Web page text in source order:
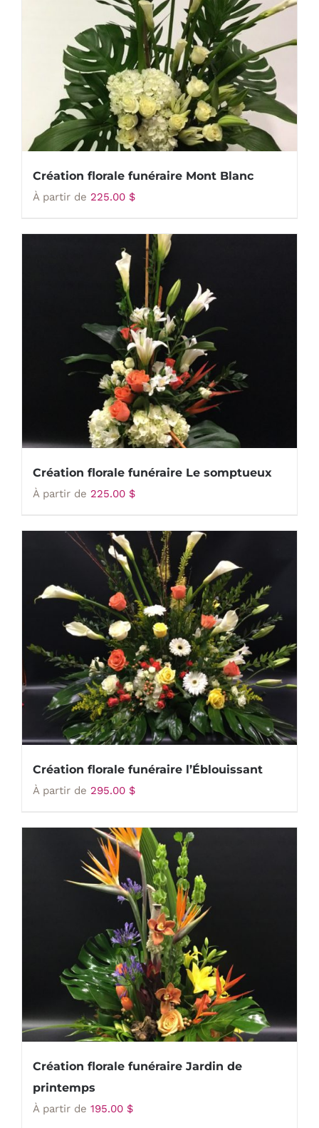
Création florale funéraire Mont Blanc
À partir de 225.00 $
Création florale funéraire Le somptueux
À partir de 225.00 $
Création florale funéraire l’Éblouissant
À partir de 295.00 $
Création florale funéraire Jardin de
printemps
À partir de 195.00 $